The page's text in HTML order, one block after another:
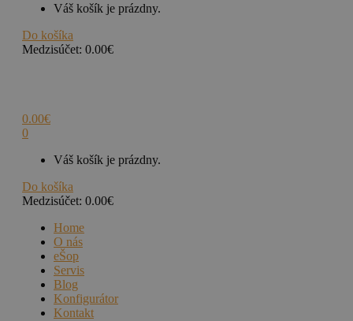
Váš košík je prázdny.
Do košíka
Medzisúčet: 0.00€
0.00€
0
Váš košík je prázdny.
Do košíka
Medzisúčet: 0.00€
Home
O nás
eŠop
Servis
Blog
Konfigurátor
Kontakt